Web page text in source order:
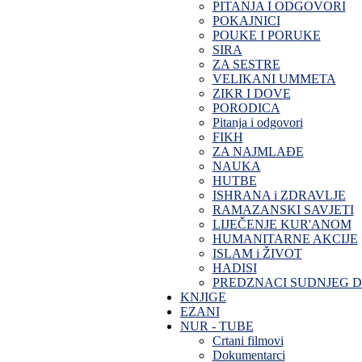
PITANJA I ODGOVORI
POKAJNICI
POUKE I PORUKE
SIRA
ZA SESTRE
VELIKANI UMMETA
ZIKR I DOVE
PORODICA
Pitanja i odgovori
FIKH
ZA NAJMLAĐE
NAUKA
HUTBE
ISHRANA i ZDRAVLJE
RAMAZANSKI SAVJETI
LIJEČENJE KUR'ANOM
HUMANITARNE AKCIJE
ISLAM i ŽIVOT
HADISI
PREDZNACI SUDNJEG
KNJIGE
EZANI
NUR - TUBE
Crtani filmovi
Dokumentarci